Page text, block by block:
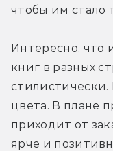
чтобы им стало
Интересно, что
книг в разных
стилистически.
цвета. В плане
приходит от
ярче и